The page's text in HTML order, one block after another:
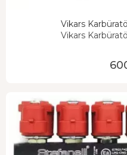
Vikars
Vikars